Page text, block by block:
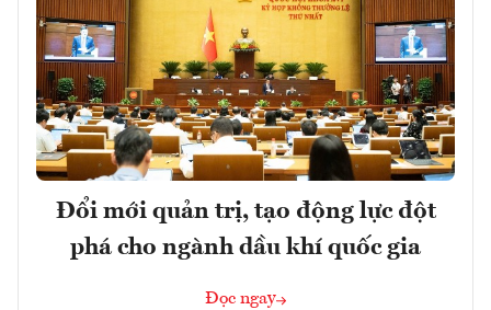
Đổi mới quản trị, tạo động lực đột
phá cho ngành dầu khí quốc gia
Đọc ngay